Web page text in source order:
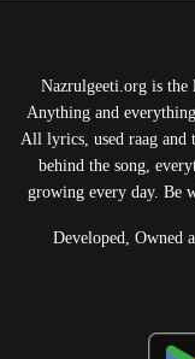
Nazrulgeeti.org is
Anything and
All lyrics, used raag and
behind the song,
growing every day. Be
Developed, Owned